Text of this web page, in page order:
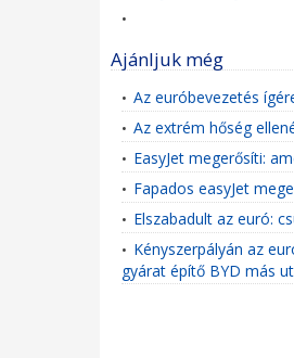
•
Ajánljuk még
• Az euróbevezetés
• Az extrém hőség
• EasyJet megerősíti:
• Fapados easyJet
• Elszabadult az euró:
• Kényszerpályán az
gyárat építő BYD más